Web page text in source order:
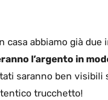
casa abbiamo già
l’argento in
saranno ben visibili
trucchetto!